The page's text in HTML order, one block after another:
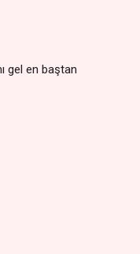
gel en baştan